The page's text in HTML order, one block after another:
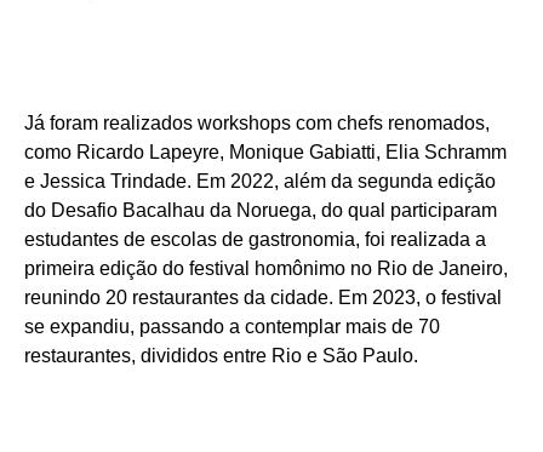
Já foram realizados workshops com chefs renomados,
como Ricardo Lapeyre, Monique Gabiatti, Elia Schramm
e Jessica Trindade. Em 2022, além da segunda edição
do Desafio Bacalhau da Noruega, do qual participaram
estudantes de escolas de gastronomia, foi realizada a
primeira edição do festival homônimo no Rio de Janeiro,
reunindo 20 restaurantes da cidade. Em 2023, o festival
se expandiu, passando a contemplar mais de 70
restaurantes, divididos entre Rio e São Paulo.